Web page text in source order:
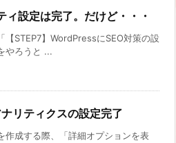
ィ設定は完了。だけど・・・
【STEP7】WordPressにSEO対策の設
やろうと ...
リティクスの設定完了
作成する際、「詳細オプションを表